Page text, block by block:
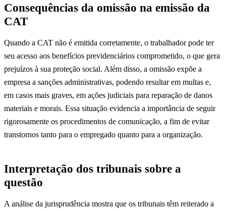
Consequências da omissão na emissão da
CAT
Quando a CAT não é emitida corretamente, o trabalhador pode ter
seu acesso aos benefícios previdenciários comprometido, o que gera
prejuízos à sua proteção social. Além disso, a omissão expõe a
empresa a sanções administrativas, podendo resultar em multas e,
em casos mais graves, em ações judiciais para reparação de danos
materiais e morais. Essa situação evidencia a importância de seguir
rigorosamente os procedimentos de comunicação, a fim de evitar
transtornos tanto para o empregado quanto para a organização.
Interpretação dos tribunais sobre a
questão
A análise da jurisprudência mostra que os tribunais têm reiterado a